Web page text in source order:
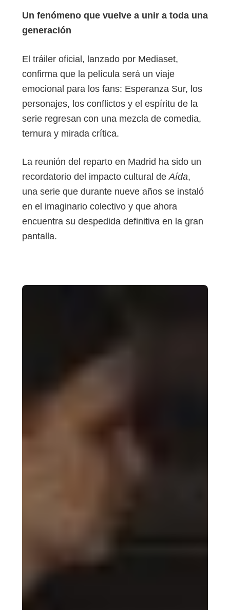
Un fenómeno que vuelve a unir a toda una
generación
El tráiler oficial, lanzado por Mediaset,
confirma que la película será un viaje
emocional para los fans: Esperanza Sur, los
personajes, los conflictos y el espíritu de la
serie regresan con una mezcla de comedia,
ternura y mirada crítica.
La reunión del reparto en Madrid ha sido un
recordatorio del impacto cultural deAída,
una serie que durante nueve años se instaló
en el imaginario colectivo y que ahora
encuentra su despedida definitiva en la gran
pantalla.